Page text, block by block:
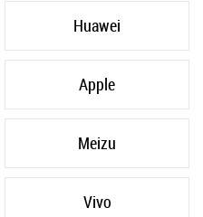
Huawei
Apple
Meizu
Vivo